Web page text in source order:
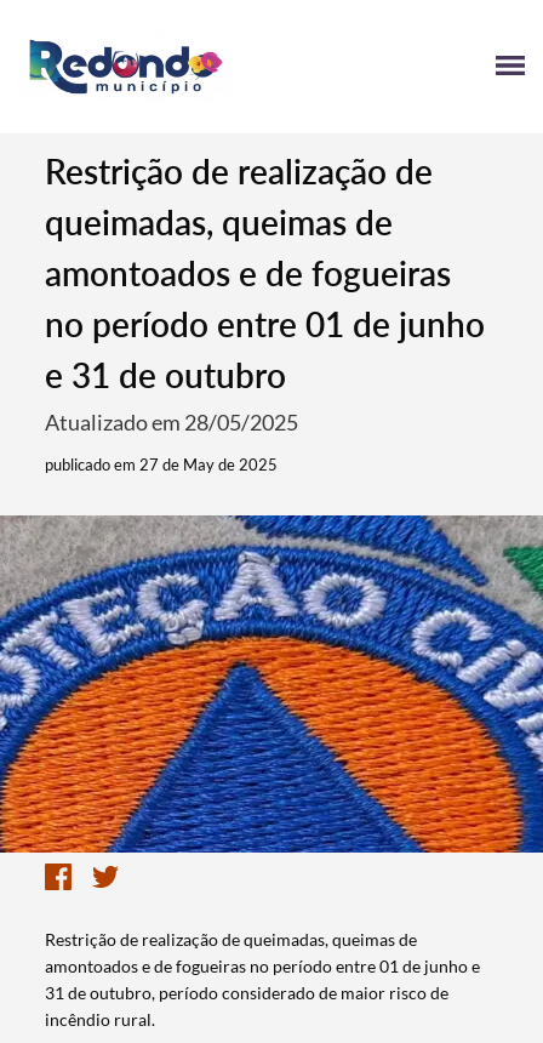
Restrição de realização de
queimadas, queimas de
amontoados e de fogueiras
no período entre 01 de junho
e 31 de outubro
Atualizado em 28/05/2025
publicado em 27 de May de 2025
Restrição de realização de queimadas, queimas de
amontoados e de fogueiras no período entre 01 de junho e
31 de outubro, período considerado de maior risco de
incêndio rural.